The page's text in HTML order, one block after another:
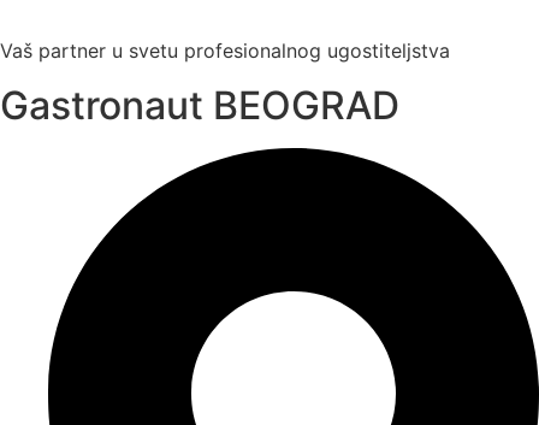
Vaš partner u svetu profesionalnog ugostiteljstva
Gastronaut BEOGRAD